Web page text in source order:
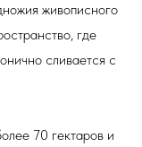
живописного
где
сливается с
70 гектаров и